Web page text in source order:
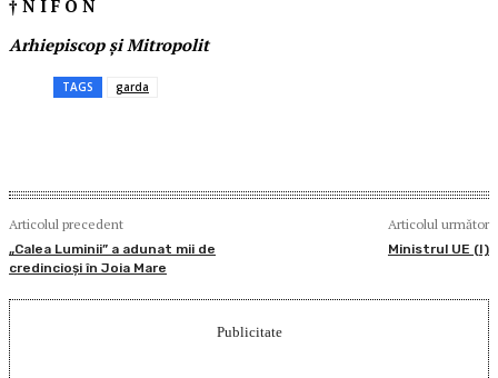
† N I F O N
Arhiepiscop și Mitropolit
TAGS garda
Articolul precedent
„Calea Luminii” a adunat mii de
credincioși în Joia Mare
Articolul următor
Ministrul UE (I)
Publicitate